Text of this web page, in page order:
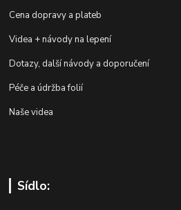
Cena dopravy a plateb
Videa + návody na lepení
Dotazy, další návody a doporučení
Péče a údržba folií
Naše videa
Sídlo: